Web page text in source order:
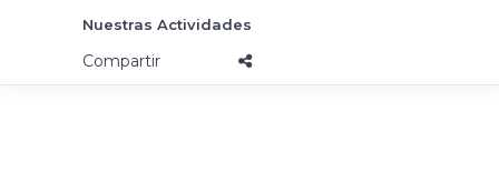
Nuestras Actividades